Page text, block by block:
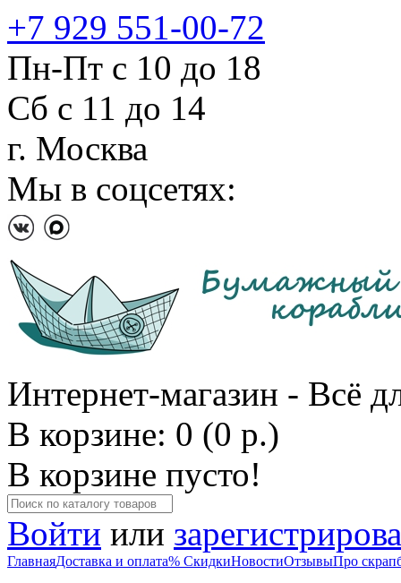
+7 929 551-00-72
Пн-Пт с 10 до 18
Сб с 11 до 14
г. Москва
Мы в соцсетях:
Интернет-магазин - Всё
В корзине: 0 (0 р.)
В корзине пусто!
Войти или
ГлавнаяДоставка и оплата% СкидкиНовостиОтзывыПро